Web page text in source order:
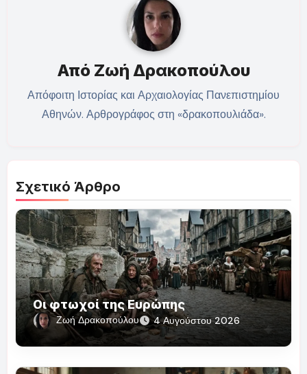
Από Ζωή Δρακοπούλου
Απόφοιτη Ιστορίας και Αρχαιολογίας Πανεπιστημίου
Αθηνών. Αρθρογράφος στη «δρακοπουλιάδα».
Σχετικό Άρθρο
Οι φτωχοί της Ευρώπης
Ζωή Δρακοπούλου 4 Αυγούστου 2026